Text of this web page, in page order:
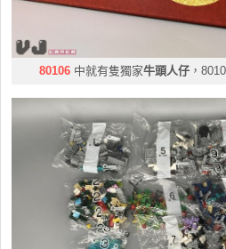
80106 中就有隻獨家牛頭人仔 ，